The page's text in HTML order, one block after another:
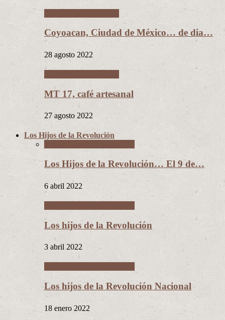
Coyoacan, Ciudad de México… de dia…
28 agosto 2022
MT 17, café artesanal
27 agosto 2022
Los Hijos de la Revolución
Los Hijos de la Revolución… El 9 de…
6 abril 2022
Los hijos de la Revolución
3 abril 2022
Los hijos de la Revolución Nacional
18 enero 2022